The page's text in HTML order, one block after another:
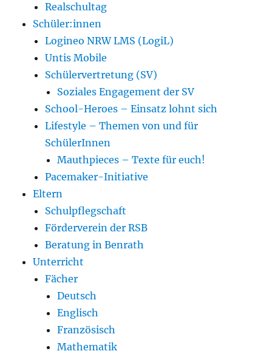
Realschultag
Schüler:innen
Logineo NRW LMS (LogiL)
Untis Mobile
Schülervertretung (SV)
Soziales Engagement der SV
School-Heroes – Einsatz lohnt sich
Lifestyle – Themen von und für
SchülerInnen
Mauthpieces – Texte für euch!
Pacemaker-Initiative
Eltern
Schulpflegschaft
Förderverein der RSB
Beratung in Benrath
Unterricht
Fächer
Deutsch
Englisch
Französisch
Mathematik